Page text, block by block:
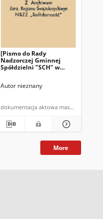
[Pismo do Rady
Nadzorczej Gminnej
Spółdzielni "SCH" w
"Solidarność" w
Autor nieznany
dokumentacja aktowa maszynopis
More